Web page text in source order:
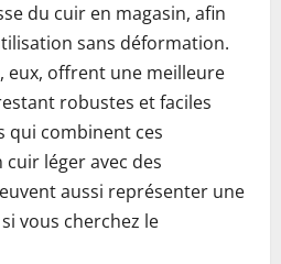
du cuir en magasin, afin
sans déformation.
eux, offrent une meilleure
robustes et faciles
qui combinent ces
léger avec des
aussi représenter une
vous cherchez le